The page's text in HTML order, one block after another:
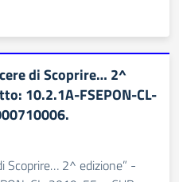
di Scoprire… 2^
10.2.1A-FSEPON-CL-
Scoprire… 2^ edizione” -